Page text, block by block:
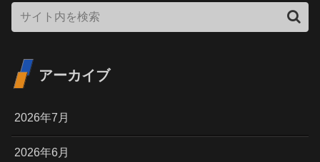
アーカイブ
2026年7月
2026年6月